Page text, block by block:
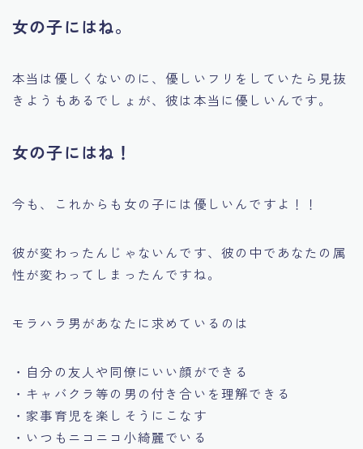
女の子にはね。
本当は優しくないのに、優しいフリをしていたら見抜
きようもあるでしょが、彼は本当に優しいんです。
女の子にはね！
今も、これからも女の子には優しいんですよ！！
彼が変わったんじゃないんです、彼の中であなたの属
性が変わってしまったんですね。
モラハラ男があなたに求めているのは
・自分の友人や同僚にいい顔ができる
・キャバクラ等の男の付き合いを理解できる
・家事育児を楽しそうにこなす
・いつもニコニコ小綺麗でいる